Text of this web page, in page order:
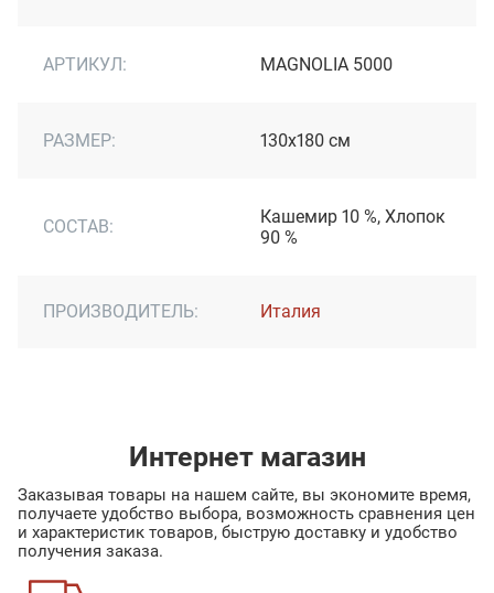
АРТИКУЛ: MAGNOLIA 5000
РАЗМЕР: 130х180 см
СОСТАВ:
Кашемир 10 %, Хлопок
90 %
ПРОИЗВОДИТЕЛЬ: Италия
Интернет магазин
Заказывая товары на нашем сайте, вы экономите время,
получаете удобство выбора, возможность сравнения цен
и характеристик товаров, быструю доставку и удобство
получения заказа.